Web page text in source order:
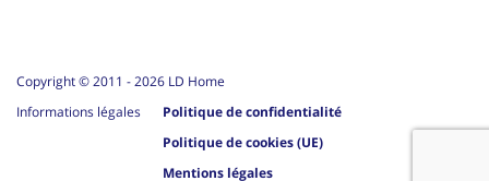
Copyright © 2011 -2026 LD Home
Informations légales
Politique de confidentialité
Politique de cookies (UE)
Mentions légales